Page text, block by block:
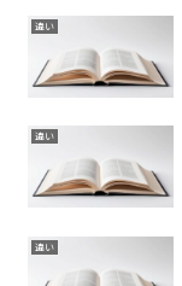
違い
違い
違い